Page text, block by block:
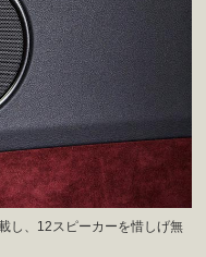
し、12スピーカーを惜しげ無